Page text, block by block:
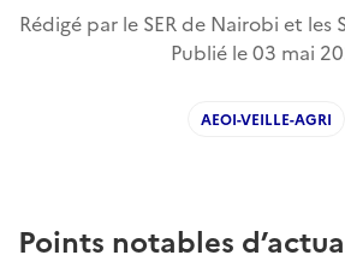
Rédigé par le SER de Nairobi et les
Publié le03 mai
AEOI-VEILLE-AGRI
Points notables